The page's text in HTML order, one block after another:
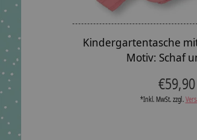
Kindergartentasche
Motiv: Schaf
*Inkl. MwSt. zzgl.